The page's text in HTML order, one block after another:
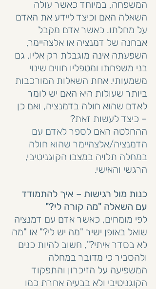
המשפחה, במיוחד כאשר עולה
השאלה האם וכיצד ליידע את האדם
על מחלתו. כאשר אדם מקבל
אבחנה של דמנציה או אלצהיימר,
השפעתה אינה מוגבלת רק אליו, גם
בני משפחתו ומטפליו חווים שינוי
משמעותי. אחת השאלות המורכבות
ביותר שעולות היא האם יש לומר
לאדם שהוא חולה בדמנציה, ואם כן
– כיצד לעשות זאת?
ההחלטה האם לספר לאדם עם
הדמנציה/אלצהיימר שהוא חולה
במחלה תלויה במצבו הקוגניטיבי,
הרגשי והאישי.
כנות מול רגישות – איך להתמודד
עם השאלה "מה קורה לי?"
לפי מומחים, כאשר אדם עם דמנציה
שואל באופן ישיר "מה יש לי?" או "מה
לא בסדר איתי?", חשוב להיות כנים
ולהסביר כי מדובר במחלה
המשפיעה על הזיכרון והתפקוד
הקוגניטיבי ולא בבעיה אחרת כמו